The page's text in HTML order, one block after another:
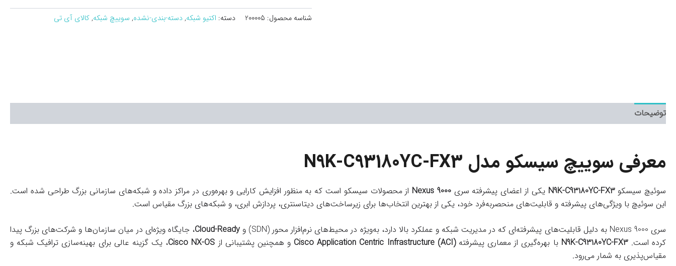
شناسه محصول: 200005 دسته: اکتیو شبکه,دسته-بندی-نشده, سوییچ شبکه,کالای آی تی
توضیحات
معرفی سوییچ سیسکو مدل N9K-C93180YC-FX3
سوئیچ سیسکوN9K-C93180YC-FX3 یکی از اعضای پیشرفته سریNexus 9000 از محصولات سیسکو است که به منظور افزایش کارایی و بهره‌وری در مراکز داده و شبکه‌های سازمانی بزرگ طراحی شده است.
این سوئیچ با ویژگی‌های پیشرفته و قابلیت‌های منحصربه‌فرد خود، یکی از بهترین انتخاب‌ها برای زیرساخت‌های دیتاسنتری، پردازش ابری، و شبکه‌های بزرگ مقیاس است.
سری Nexus 9000 به دلیل قابلیت‌های پیشرفته‌ای که در مدیریت شبکه و عملکرد بالا دارد، به‌ویژه در محیط‌های نرم‌افزار محور (SDN) و Cloud-Ready، جایگاه ویژه‌ای در میان سازمان‌ها و شرکت‌های بزرگ پیدا
کرده است.N9K-C93180YC-FX3 با بهره‌گیری از معماری پیشرفتهCisco Application Centric Infrastructure (ACI) و همچنین پشتیبانی از Cisco NX-OS، یک گزینه عالی برای بهینه‌سازی ترافیک شبکه و
مقیاس‌پذیری به شمار می‌رود.